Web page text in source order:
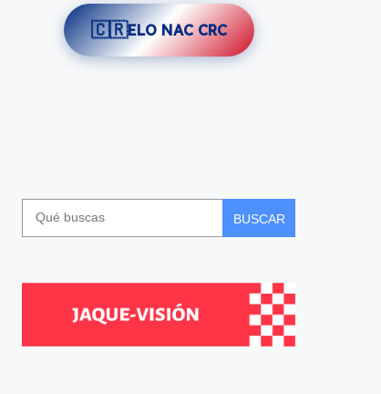
🇨🇷ELO NAC CRC
BUSCAR